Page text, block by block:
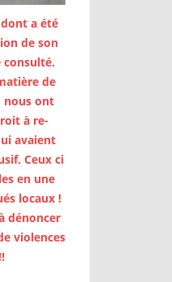
a été
de son
consulté.
de
nous ont
à re-
avaient
Ceux ci
en une
locaux !
dénoncer
violences